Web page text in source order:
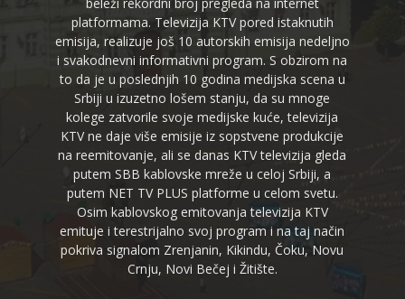
platformama. Televizija KTV pored istaknutih
emisija, realizuje još 10 autorskih emisija nedeljno
i svakodnevni informativni program. S obzirom na
to da je u poslednjih 10 godina medijska scena u
Srbiji u izuzetno lošem stanju, da su mnoge
kolege zatvorile svoje medijske kuće, televizija
KTV ne daje više emisije iz sopstvene produkcije
na reemitovanje, ali se danas KTV televizija gleda
putem SBB kablovske mreže u celoj Srbiji, a
putem NET TV PLUS platforme u celom svetu.
Osim kablovskog emitovanja televizija KTV
emituje i terestrijalno svoj program i na taj način
pokriva signalom Zrenjanin, Kikindu, Čoku, Novu
Crnju, Novi Bečej i Žitište.